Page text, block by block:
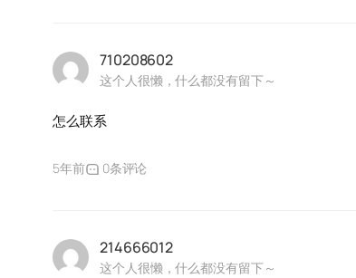
710208602
这个人很懒，什么都没有留下～
怎么联系
5年前 0条评论
214666012
这个人很懒，什么都没有留下～